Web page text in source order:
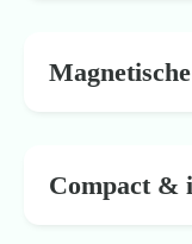
Compact &